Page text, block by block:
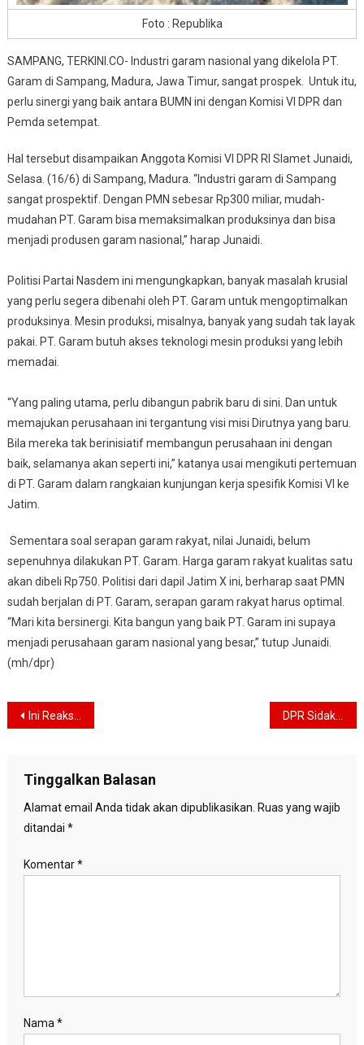
Foto : Republika
SAMPANG, TERKINI.CO- Industri garam nasional yang dikelola PT.
Garam di Sampang, Madura, Jawa Timur, sangat prospek. Untuk itu,
perlu sinergi yang baik antara BUMN ini dengan Komisi VI DPR dan
Pemda setempat.
Hal tersebut disampaikan Anggota Komisi VI DPR RI Slamet Junaidi,
Selasa. (16/6) di Sampang, Madura. “Industri garam di Sampang
sangat prospektif. Dengan PMN sebesar Rp300 miliar, mudah-
mudahan PT. Garam bisa memaksimalkan produksinya dan bisa
menjadi produsen garam nasional,” harap Junaidi.
Politisi Partai Nasdem ini mengungkapkan, banyak masalah krusial
yang perlu segera dibenahi oleh PT. Garam untuk mengoptimalkan
produksinya. Mesin produksi, misalnya, banyak yang sudah tak layak
pakai. PT. Garam butuh akses teknologi mesin produksi yang lebih
memadai.
“Yang paling utama, perlu dibangun pabrik baru di sini. Dan untuk
memajukan perusahaan ini tergantung visi misi Dirutnya yang baru.
Bila mereka tak berinisiatif membangun perusahaan ini dengan
baik, selamanya akan seperti ini,” katanya usai mengikuti pertemuan
di PT. Garam dalam rangkaian kunjungan kerja spesifik Komisi VI ke
Jatim.
Sementara soal serapan garam rakyat, nilai Junaidi, belum
sepenuhnya dilakukan PT. Garam. Harga garam rakyat kualitas satu
akan dibeli Rp750. Politisi dari dapil Jatim X ini, berharap saat PMN
sudah berjalan di PT. Garam, serapan garam rakyat harus optimal.
“Mari kita bersinergi. Kita bangun yang baik PT. Garam ini supaya
menjadi perusahaan garam nasional yang besar,” tutup Junaidi.
(mh/dpr)
Navigasi
Ini Reaksi Ketua PP Muhammadiyah Saat Diterima Jokowi yang Kenakan Pakaian Militer DPR Sidak Pasar Induk Kramat Jati dan Pasar Modern BSD
Tinggalkan Balasan
Alamat email Anda tidak akan dipublikasikan. Ruas yang wajib
ditandai *
Komentar*
Nama *